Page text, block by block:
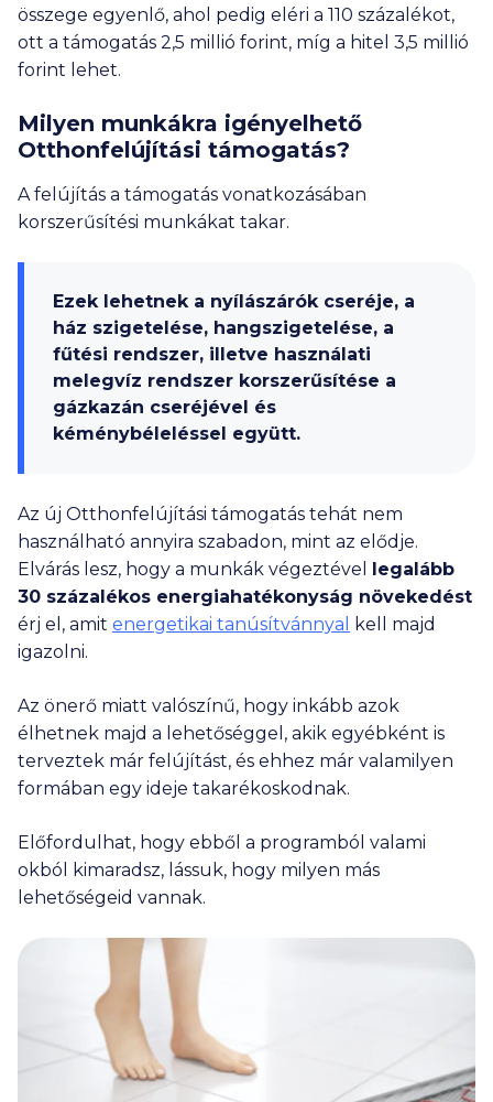
összege egyenlő, ahol pedig eléri a 110 százalékot,
ott a támogatás 2,5 millió forint, míg a hitel 3,5 millió
forint lehet.
Milyen munkákra igényelhető
Otthonfelújítási támogatás?
A felújítás a támogatás vonatkozásában
korszerűsítési munkákat takar.
Ezek lehetnek a nyílászárók cseréje, a
ház szigetelése, hangszigetelése, a
fűtési rendszer, illetve használati
melegvíz rendszer korszerűsítése a
gázkazán cseréjével és
kéménybéleléssel együtt.
Az új Otthonfelújítási támogatás tehát nem
használható annyira szabadon, mint az elődje.
Elvárás lesz, hogy a munkák végeztével
legalább
30 százalékos energiahatékonyság növekedést
érj el, amit energetikai tanúsítvánnyal
kell majd
igazolni.
Az önerő miatt valószínű, hogy inkább azok
élhetnek majd a lehetőséggel, akik egyébként is
terveztek már felújítást, és ehhez már valamilyen
formában egy ideje takarékoskodnak.
Előfordulhat, hogy ebből a programból valami
okból kimaradsz, lássuk, hogy milyen más
lehetőségeid vannak.